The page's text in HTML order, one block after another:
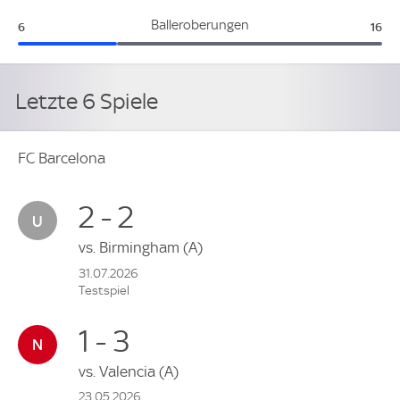
Balleroberungen
FC Barcelona:
6 16
Letzte 6 Spiele
FC Barcelona
2 - 2
vs. Birmingham (A)
31.07.2026
Testspiel
1 - 3
vs. Valencia (A)